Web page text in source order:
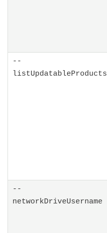
--
listUpdatableProducts
--
networkDriveUsername